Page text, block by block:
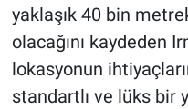
yaklaşık 40 bin
olacağını kaydeden
lokasyonun
standartlı ve lüks bir